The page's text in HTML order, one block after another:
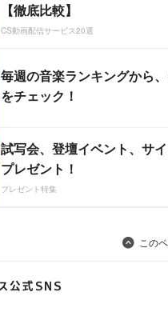
【徹底比較】
CS動画配信サービス20選
毎週の音楽ランキングから
をチェック！
試写会、登壇イベント、サ
プレゼント！
プレゼント特集
この